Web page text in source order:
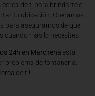
de ti para brindarte el
tu ubicación. Operamos
para asegurarnos de que
cuando más lo necesites.
24h en Marchena está
problema de fontanería.
de ti!